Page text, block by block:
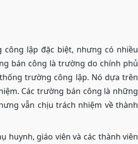
lập đặc biệt, nhưng có nhiều
bán công là trường do chính phủ
trường công lập. Nó dựa trên
Các trường bán công là những
vẫn chịu trách nhiệm về thành
huynh, giáo viên và các thành viên